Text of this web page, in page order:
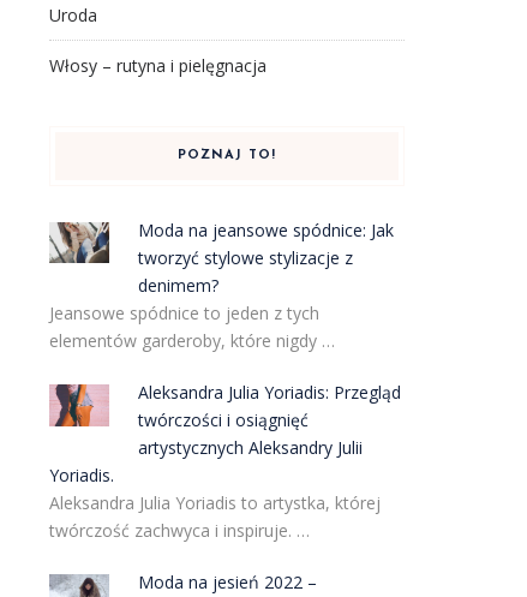
Uroda
Włosy – rutyna i pielęgnacja
POZNAJ TO!
Moda na jeansowe spódnice: Jak
tworzyć stylowe stylizacje z
denimem?
Jeansowe spódnice to jeden z tych
elementów garderoby, które nigdy …
Aleksandra Julia Yoriadis: Przegląd
twórczości i osiągnięć
artystycznych Aleksandry Julii
Yoriadis.
Aleksandra Julia Yoriadis to artystka, której
twórczość zachwyca i inspiruje. …
Moda na jesień 2022 –